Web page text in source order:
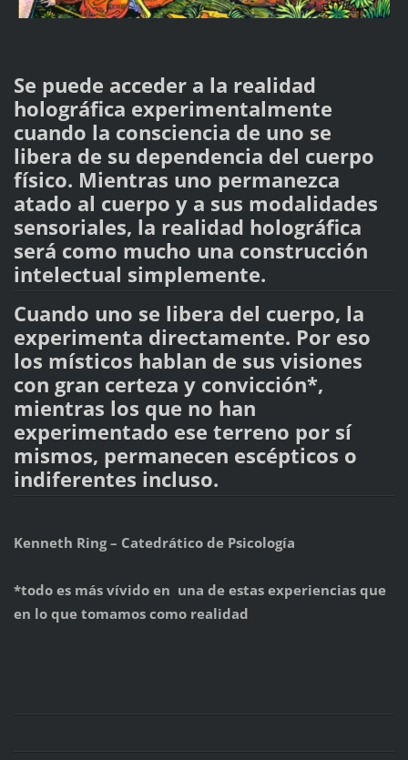
Se puede acceder a la realidad
holográfica experimentalmente
cuando la consciencia de uno se
libera de su dependencia del cuerpo
físico. Mientras uno permanezca
atado al cuerpo y a sus modalidades
sensoriales, la realidad holográfica
será como mucho una construcción
intelectual simplemente.
Cuando uno se libera del cuerpo, la
experimenta directamente. Por eso
los místicos hablan de sus visiones
con gran certeza y convicción*,
mientras los que no han
experimentado ese terreno por sí
mismos, permanecen escépticos o
indiferentes incluso.
Kenneth Ring – Catedrático de Psicología
*todo es más vívido en una de estas experiencias que
en lo que tomamos como realidad